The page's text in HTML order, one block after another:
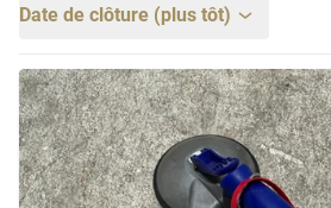
Date de clôture (plus tôt)